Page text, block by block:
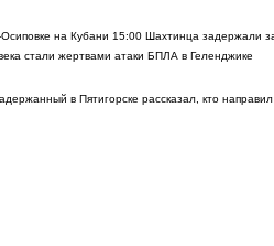
на Кубани 15:00 Шахтинца задержали
стали жертвами атаки БПЛА в Геленджике
в Пятигорске рассказал, кто направил